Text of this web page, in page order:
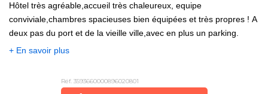
Hôtel très agréable,accueil très chaleureux, equipe
conviviale,chambres spacieuses bien équipées et très propres ! A
deux pas du port et de la vieille ville,avec en plus un parking.
+ En savoir plus
Réf. 3593660000896020801